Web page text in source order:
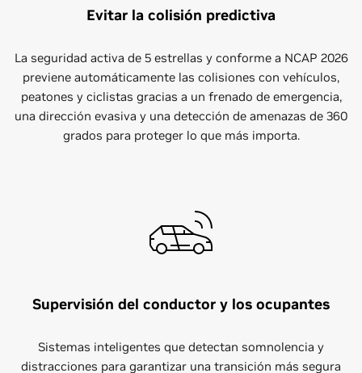
Evitar la colisión predictiva
La seguridad activa de 5 estrellas y conforme a NCAP 2026
previene automáticamente las colisiones con vehículos,
peatones y ciclistas gracias a un frenado de emergencia,
una dirección evasiva y una detección de amenazas de 360
grados para proteger lo que más importa.
Supervisión del conductor y los ocupantes
Sistemas inteligentes que detectan somnolencia y
distracciones para garantizar una transición más segura